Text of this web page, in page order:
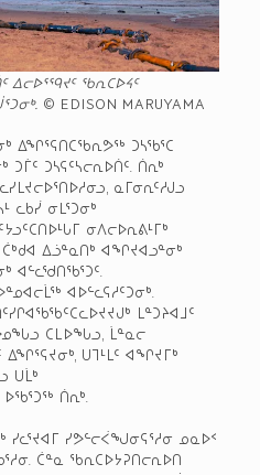
ᐃᓕᐅᕐᙯᔪᑦ ᖃᕆᑕᐅᔦᑦ
© EDISON MARUYAMA
ᐃᖏᕐᕋᑎᑕᖃᕆᕗᖅ ᑐᓴᖃᕐᑕ
ᑐᒦᑦ ᑐᓴᕋᑦᓴᓕᕆᐅᑏᑦ. ᑏᕆᒃ
ᓇᒥᓂᕆᑦᓱᒍᓗ
ᓚᑲᓰ ᓂᒪᕐᑐᓂᒃ
ᓂᐱᓕᐅᕆᕕᒻᒥᒃ
ᑖᒃᑯᐊ ᐃᓘᓐᓇᑎᒃ ᐊᖏᔪᐊᓗᓐᓂᒃ
ᐊᓪᓚᖁᑎᖃᕐᑐᑦ.
ᐊᐅᓪᓚᕋᓱᑦᑐᓂᒃ.
ᒪᓐᑐᔨᐊᒧᑦ
ᑕᒪᐅᖓᓗ, ᒫᓐᓇᓕ
ᑌᒣᒻᒪᑦ ᐊᖏᔪᒥᒃ
ᑌᒫᒃ
ᐅᖃᕐᑐᖅ ᑏᕆᒃ.
ᓯᓚᕐᔪᐊᒥ ᓯᕗᓪᓕᐹᖑᓂᕋᕐᓱᓂ ᓄᓇᐅᑉ
ᑖᓐᓇ ᖃᕆᑕᐅᔭᕈᑎᓕᕆᐅᑎ